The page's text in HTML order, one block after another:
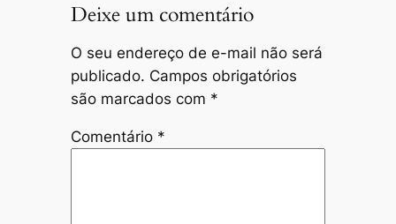
Deixe um comentário
O seu endereço de e-mail não será
publicado. Campos obrigatórios
são marcados com *
Comentário *